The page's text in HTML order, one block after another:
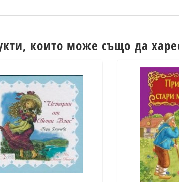
които може също да